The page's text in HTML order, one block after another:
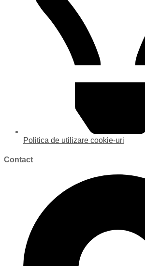
Politica de utilizare cookie-uri
Contact